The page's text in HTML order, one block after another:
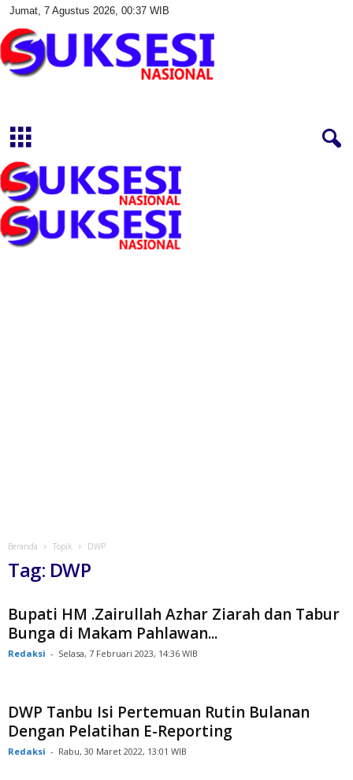
Jumat, 7 Agustus 2026, 00:37 WIB
s
i
a
s
Beranda Topik DWP
Tag: DWP
Bupati HM .Zairullah Azhar Ziarah dan Tabur
Bunga di Makam Pahlawan...
Redaksi - Selasa, 7 Februari 2023, 14:36 WIB
DWP Tanbu Isi Pertemuan Rutin Bulanan
Dengan Pelatihan E-Reporting
Redaksi - Rabu, 30 Maret 2022, 13:01 WIB